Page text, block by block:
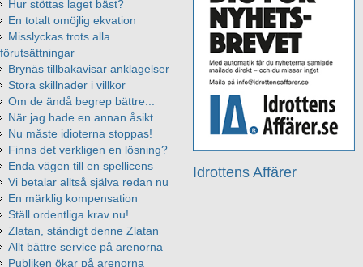
Idrottens Affärer
Hur stöttas laget bäst?
En totalt omöjlig ekvation
Misslyckas trots alla
förutsättningar
Brynäs tillbakavisar anklagelser
Stora skillnader i villkor
Om de ändå begrep bättre...
När jag hade en annan åsikt...
Nu måste idioterna stoppas!
Finns det verkligen en lösning?
Enda vägen till en spellicens
Vi betalar alltså själva redan nu
En märklig kompensation
Ställ ordentliga krav nu!
Zlatan, ständigt denne Zlatan
Allt bättre service på arenorna
Publiken ökar på arenorna